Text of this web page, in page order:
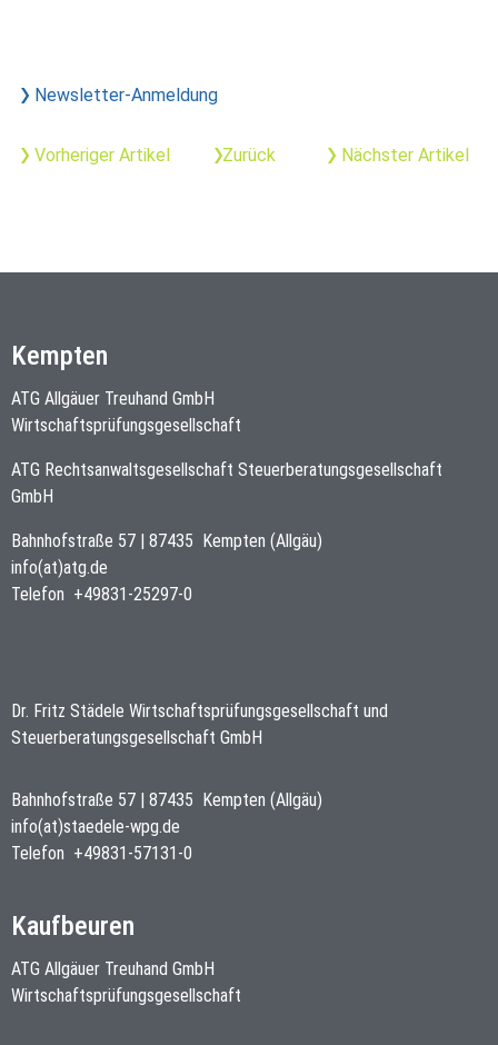
Newsletter-Anmeldung
Vorheriger Artikel Zurück Nächster Artikel
Kempten
ATG Allgäuer Treuhand GmbH
Wirtschaftsprüfungsgesellschaft
ATG Rechtsanwaltsgesellschaft Steuerberatungsgesellschaft
GmbH
Bahnhofstraße 57 87435
Kempten (Allgäu)
info(at)atg.de
Telefon +49831-25297-0
Dr. Fritz Städele Wirtschaftsprüfungsgesellschaft und
Steuerberatungsgesellschaft GmbH
Bahnhofstraße 57 | 87435 Kempten (Allgäu)
info(at)staedele-wpg.de
Telefon +49831-57131-0
Kaufbeuren
ATG Allgäuer Treuhand GmbH
Wirtschaftsprüfungsgesellschaft